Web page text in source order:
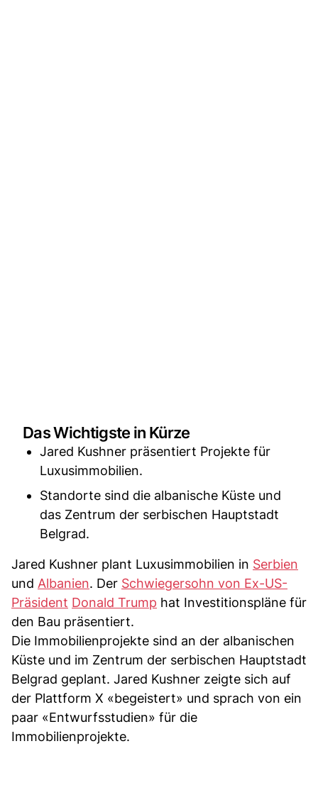
Das Wichtigste in Kürze
Jared Kushner präsentiert Projekte für
Luxusimmobilien.
Standorte sind die albanische Küste und
das Zentrum der serbischen Hauptstadt
Belgrad.
Jared Kushner plant Luxusimmobilien in Serbien
und Albanien. Der Schwiegersohn von Ex-US-
Präsident Donald Trump hat Investitionspläne für
den Bau präsentiert.
Die Immobilienprojekte sind an der albanischen
Küste und im Zentrum der serbischen Hauptstadt
Belgrad geplant. Jared Kushner zeigte sich auf
der Plattform X «begeistert» und sprach von ein
paar «Entwurfsstudien» für die
Immobilienprojekte.